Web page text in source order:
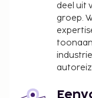
Deze lijst is
borgsommen
deel uit
groep.